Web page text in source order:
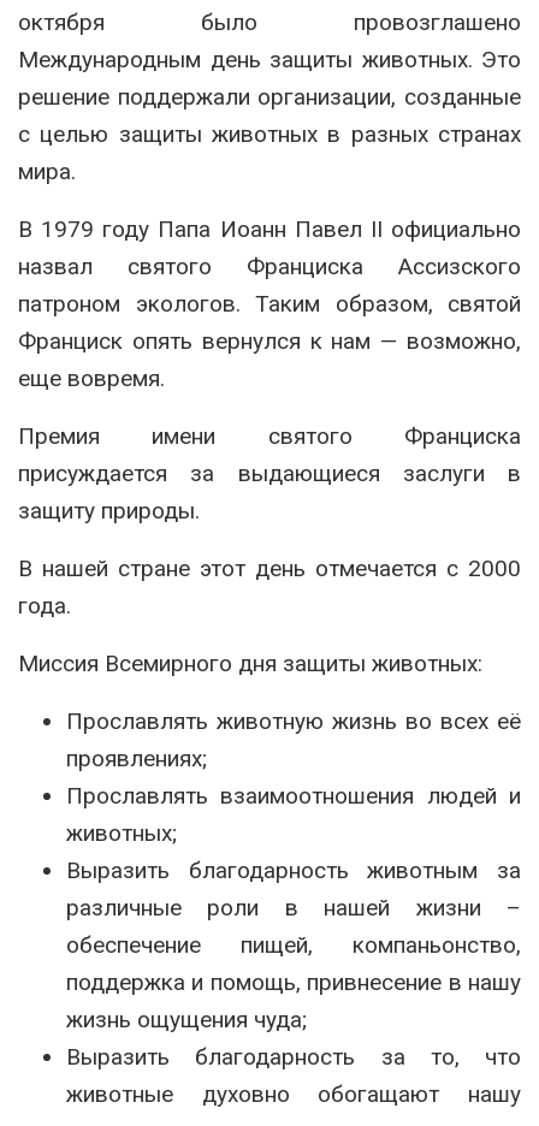
октября было провозглашено
Международным день защиты животных. Это
решение поддержали организации, созданные
с целью защиты животных в разных странах
мира.
В 1979 году Папа Иоанн Павел II официально
назвал святого Франциска Ассизского
патроном экологов. Таким образом, святой
Франциск опять вернулся к нам — возможно,
еще вовремя.
Премия имени святого Франциска
присуждается за выдающиеся заслуги в
защиту природы.
В нашей стране этот день отмечается с 2000
года.
Миссия Всемирного дня защиты животных:
Прославлять животную жизнь во всех её
проявлениях;
Прославлять взаимоотношения людей и
животных;
Выразить благодарность животным за
различные роли в нашей жизни –
обеспечение пищей, компаньонство,
поддержка и помощь, привнесение в нашу
жизнь ощущения чуда;
Выразить благодарность за то, что
животные духовно обогащают нашу